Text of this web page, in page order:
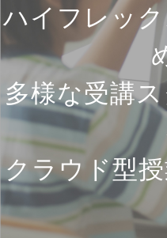
ハイフレッ
多様な受講
クラウド型